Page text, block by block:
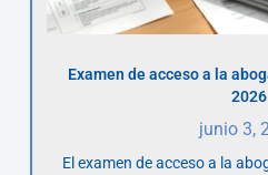
Examen de acceso a la
2026
junio 3,
El examen de acceso a la